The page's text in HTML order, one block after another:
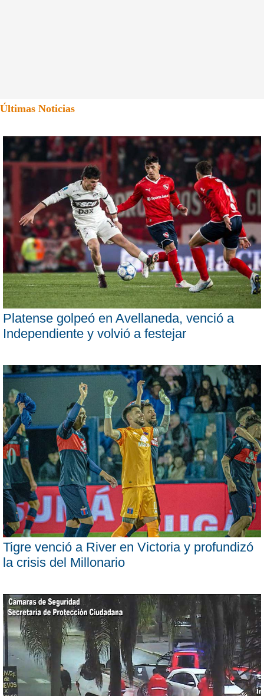
Últimas Noticias
Platense golpeó en Avellaneda, venció a
Independiente y volvió a festejar
Tigre venció a River en Victoria y profundizó
la crisis del Millonario